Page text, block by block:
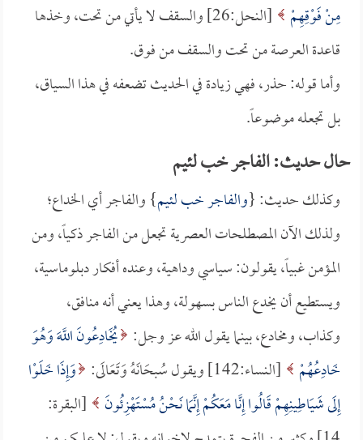
مِنْ فَوْقِهِمْ
[النحل:26] والسقف لا يأتي من تحت، وخذها
قاعدة العرصة من تحت والسقف من فوق.
وأما قوله: حذر، فهي زيادة في الحديث تضعفه في هذا السياق،
بل تجعله موضوعاً.
حال حديث: الفاجر خب لئيم
وكذلك حديث: {والفاجر خب لئيم} والفاجر أي الخداع؛
ولذلك الآن المصطلحات العصرية تجعل من الفاجر ذكياً، ومن
المؤمن غبياً، يقولون: سياسي وداهية، وعنده أفكار دبلوماسية،
ويستطيع أن يخدع الناس بسهولة، وهذا يعني أنه منافق،
وكذاب، ومخادع، بينما يقول الله عز وجل: يُخَادِعُونَ اللَّهَ وَهُوَ
خَادِعُهُمْ
[النساء:142] ويقول سُبحَانَهُ وَتَعَالَى:
وَإِذَا خَلَوْا
إِلَى شَيَاطِينِهِمْ قَالُوا إِنَّا مَعَكُمْ إِنَّمَا نَحْنُ مُسْتَهْزِئُونَ
[البقرة: